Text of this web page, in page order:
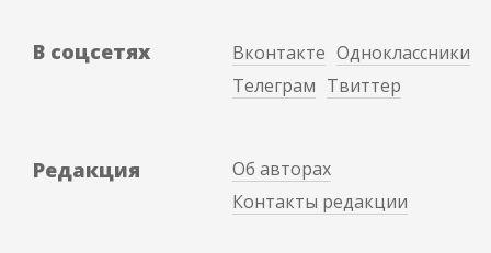
В соцсетях Вконтакте Одноклассники
Телеграм Твиттер
Редакция
Об авторах
Контакты редакции